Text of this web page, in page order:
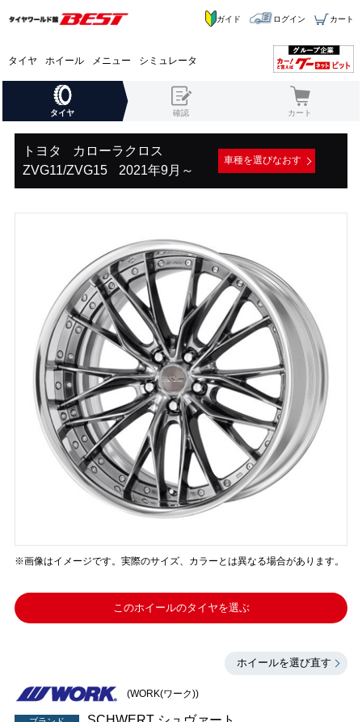
タイヤ ホイール メニュー シミュレータ
ガイド ログイン カート
タイヤ 確認 カート
トヨタ
カローラクロス
ZVG11/ZVG15
2021年9月～
車種を選びなおす
※画像はイメージです。実際のサイズ、カラーとは異なる場合があります。
このホイールのタイヤを選ぶ
ホイールを選び直す
(WORK(ワーク))